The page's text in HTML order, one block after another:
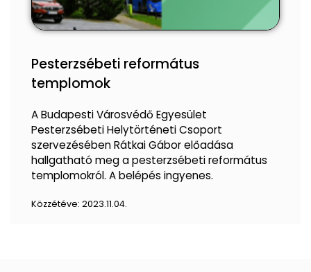
Pesterzsébeti református
templomok
A Budapesti Városvédő Egyesület
Pesterzsébeti Helytörténeti Csoport
szervezésében Rátkai Gábor előadása
hallgatható meg a pesterzsébeti református
templomokról. A belépés ingyenes.
Közzétéve: 2023.11.04.